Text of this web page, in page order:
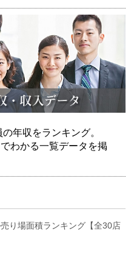
年収をランキング。
わかる一覧データを掲
り場面積ランキング【全30店